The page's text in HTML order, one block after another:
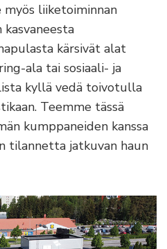
liiketoiminnan
kärsivät alat
ala tai sosiaali- ja
kyllä vedä toivotulla
Teemme tässä
kumppaneiden kanssa
tilannetta jatkuvan haun